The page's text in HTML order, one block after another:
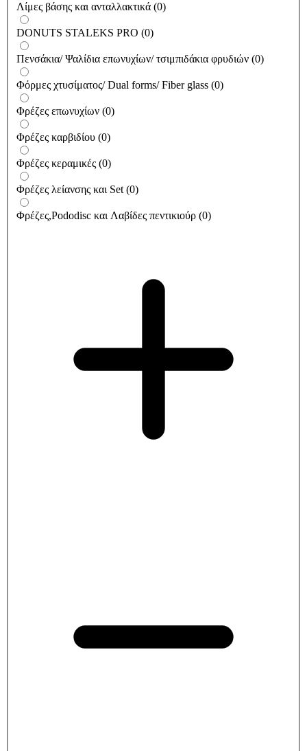
Λίμες βάσης και ανταλλακτικά (0)
DONUTS STALEKS PRO (0)
Πενσάκια/ Ψαλίδια επωνυχίων/ τσιμπιδάκια φρυδιών (0)
Φόρμες χτυσίματος/ Dual forms/ Fiber glass (0)
Φρέζες επωνυχίων (0)
Φρέζες καρβιδίου (0)
Φρέζες κεραμικές (0)
Φρέζες λείανσης και Set (0)
Φρέζες,Pododisc και Λαβίδες πεντικιούρ (0)